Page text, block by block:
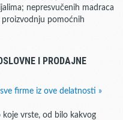
nepresvučenih madraca
pomoćnih
I PRODAJNE
firme iz ove delatnosti »
vrste, od bilo kakvog